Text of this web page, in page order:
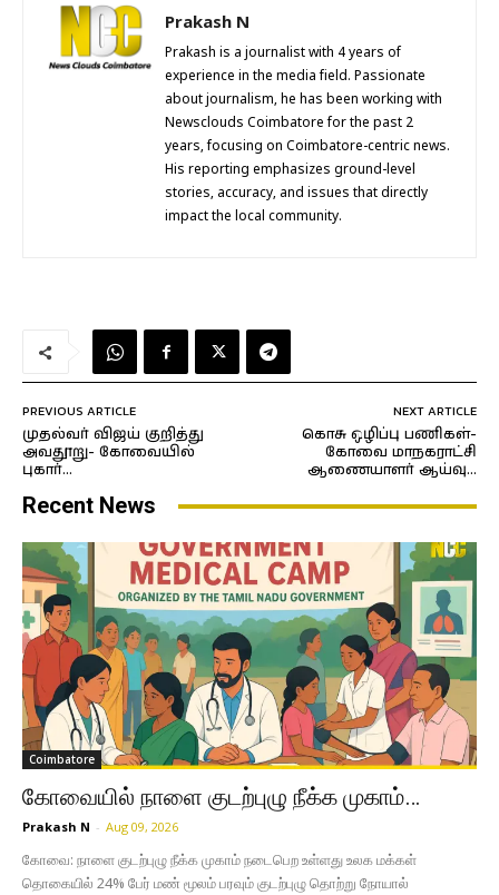
Prakash N
Prakash is a journalist with 4 years of
experience in the media field. Passionate
about journalism, he has been working with
Newsclouds Coimbatore for the past 2
years, focusing on Coimbatore-centric news.
His reporting emphasizes ground-level
stories, accuracy, and issues that directly
impact the local community.
PREVIOUS ARTICLE
முதல்வர் விஜய் குறித்து
அவதூறு- கோவையில்
புகார்…
NEXT ARTICLE
கொசு ஒழிப்பு பணிகள்-
கோவை மாநகராட்சி
ஆணையாளர் ஆய்வு…
Recent News
Coimbatore
கோவையில் நாளை குடற்புழு நீக்க முகாம்…
Prakash N - Aug 09, 2026
கோவை: நாளை குடற்புழு நீக்க முகாம் நடைபெற உள்ளது உலக மக்கள்
தொகையில் 24% பேர் மண் மூலம் பரவும் குடற்புழு தொற்று நோயால்